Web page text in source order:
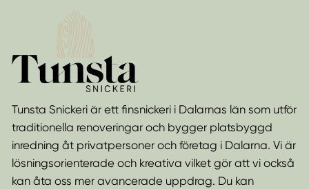
Tunsta Snickeri är ett finsnickeri i Dalarnas län som utför
traditionella renoveringar och bygger platsbyggd
inredning åt privatpersoner och företag i Dalarna. Vi är
lösningsorienterade och kreativa vilket gör att vi också
kan åta oss mer avancerade uppdrag. Du kan